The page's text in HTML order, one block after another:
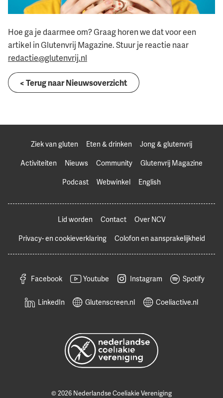
Hoe ga je daarmee om? Graag horen we dat voor een
artikel in Glutenvrij Magazine. Stuur je reactie naar
redactie@glutenvrij.nl
< Terug naar Nieuwsoverzicht
Ziek van gluten Eten & drinken
Jong & glutenvrij
Activiteiten
Nieuws Community
Glutenvrij Magazine
Podcast
Webwinkel English
Lid worden Contact
Over NCV
Privacy- en cookieverklaring
Colofon en aansprakelijkheid
Facebook Youtube Instagram Spotify
LinkedIn Glutenscreen.nl Coeliactive.nl
© 2026 Nederlandse Coeliakie Vereniging